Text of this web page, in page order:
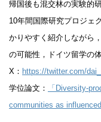
帰国後も混交林の実験的
10年間国際研究プロジェ
かりやすく紹介しながら
の可能性，ドイツ留学の
X： https://twitter.com/
学位論文：
「Diversity-
communities as